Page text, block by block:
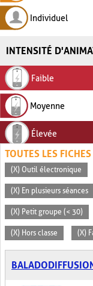
Individuel
INTENSITÉ
Faible
Moyenne
Élevée
TOUTES LES
(X) Outil électronique
(X) En plusieurs séances
(X) Petit groupe (< 30)
(X) Hors classe (X)